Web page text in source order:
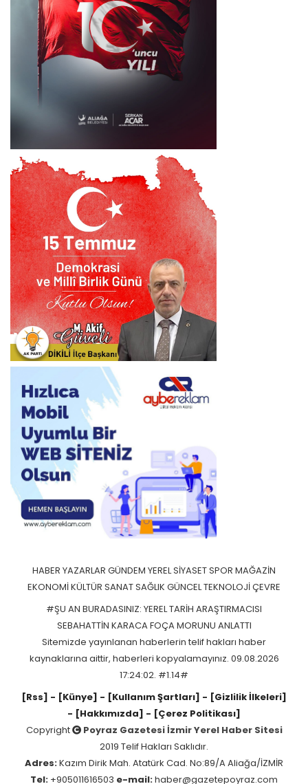
HABER YAZARLAR GÜNDEM YERELSİYASETSPOR MAĞAZİN
EKONOMİKÜLTÜR SANATSAĞLIK GÜNCELTEKNOLOJİÇEVRE
#ŞU AN BURADASINIZ: YEREL TARİH ARAŞTIRMACISI
SEBAHATTİN KARACA FOÇA MORUNU ANLATTI
Sitemizde yayınlanan haberlerin telif hakları haber
kaynaklarına aittir, haberleri kopyalamayınız. 09.08.2026
17:24:02. #1.14#
[Rss] - [Künye] - [Kullanım Şartları] - [Gizlilik İlkeleri]
- [Hakkımızda] - [Çerez Politikası]
Copyright
Poyraz Gazetesi İzmir Yerel Haber Sitesi
2019 Telif Hakları Saklıdır.
Adres:Kazım Dirik Mah. Atatürk Cad. No:89/A Aliağa/İZMİR
Tel: +905011616503 e-mail:haber@gazetepoyraz.com